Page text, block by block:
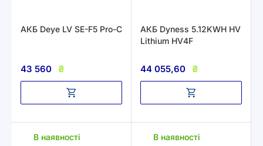
АКБ Deye LV SE-F5 Pro-C
43 560 ₴
АКБ Dyness 5.12KWH HV
Lithium HV4F
44 055,60 ₴
В наявності В наявності